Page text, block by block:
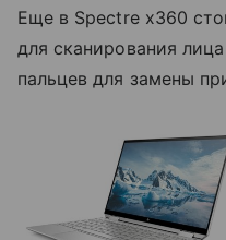
Еще в Spectre x360
для сканирования
пальцев для замены